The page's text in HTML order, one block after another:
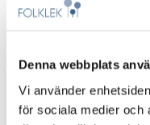
Denna webbplats
Vi använder
för sociala medier och
Om Folklek